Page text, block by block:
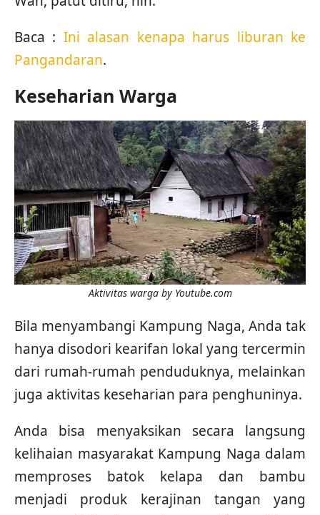
Baca : Ini alasan kenapa harus liburan ke
Pangandaran.
Keseharian Warga
Aktivitas warga by Youtube.com
Bila menyambangi Kampung Naga, Anda tak
hanya disodori kearifan lokal yang tercermin
dari rumah-rumah penduduknya, melainkan
juga aktivitas keseharian para penghuninya.
Anda bisa menyaksikan secara langsung
kelihaian masyarakat Kampung Naga dalam
memproses batok kelapa dan bambu
menjadi produk kerajinan tangan yang